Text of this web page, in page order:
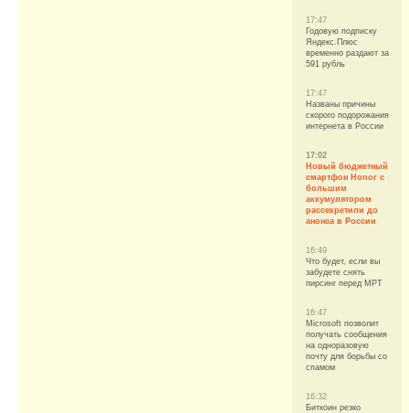
17:47
Годовую подписку
Яндекс.Плюс
временно раздают за
591 рубль
17:47
Названы причины
скорого подорожания
интернета в России
17:02
Новый бюджетный
смартфон Honor с
большим
аккумулятором
рассекретили до
анонса в России
16:49
Что будет, если вы
забудете снять
пирсинг перед МРТ
16:47
Microsoft позволит
получать сообщения
на одноразовую
почту для борьбы со
спамом
16:32
Биткоин резко